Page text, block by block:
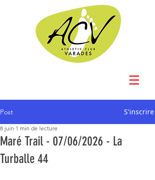
Post S'inscrire
Maré Trail - 07/06/2026 - La
Turballe 44
8 juin 1 min de lecture